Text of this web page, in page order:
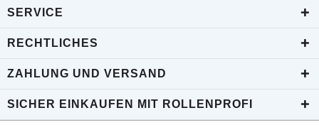
SERVICE
RECHTLICHES
ZAHLUNG UND VERSAND
SICHER EINKAUFEN MIT ROLLENPROFI